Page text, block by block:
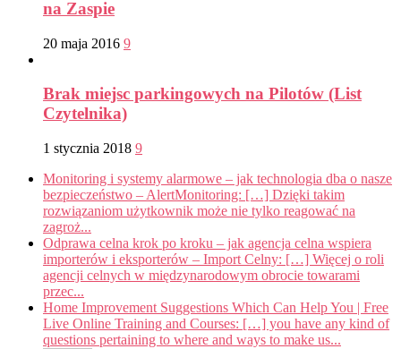
na Zaspie
20 maja 2016 9
Brak miejsc parkingowych na Pilotów (List
Czytelnika)
1 stycznia 2018 9
Monitoring i systemy alarmowe – jak technologia dba o nasze
bezpieczeństwo – AlertMonitoring: […] Dzięki takim
rozwiązaniom użytkownik może nie tylko reagować na
zagroż...
Odprawa celna krok po kroku – jak agencja celna wspiera
importerów i eksporterów – Import Celny: […] Więcej o roli
agencji celnych w międzynarodowym obrocie towarami
przec...
Home Improvement Suggestions Which Can Help You | Free
Live Online Training and Courses: […] you have any kind of
questions pertaining to where and ways to make us...